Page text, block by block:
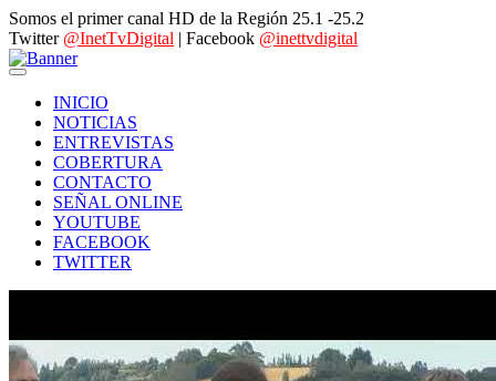
Somos el primer canal HD de la Región 25.1 -25.2
Twitter @InetTvDigital | Facebook @inettvdigital
INICIO
NOTICIAS
ENTREVISTAS
COBERTURA
CONTACTO
SEÑAL ONLINE
YOUTUBE
FACEBOOK
TWITTER